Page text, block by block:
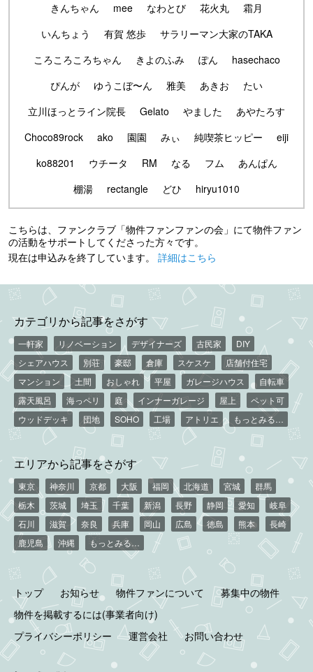
きんちゃん
mee なわとび 花火丸
霜月
いんちょう
有賀 悠歩
サラリーマン大家のTAKA
ころころころちゃん
きよのふみ ぽん
hasechaco
ぴんが
ゆうこぼ〜ん 雅美 あきお
たい
立川ほっとライン院長
Gelato やました
あやたろす
Choco89rock
ako 園園 みぃ 純喫茶ヒッピー
eiji
ko88201
ウチータ RM なる フム
あんぱん
棚湯
rectangle どひ hiryu1010
こちらは、ファンクラブ「物件ファンファンの会」にて物件ファン
の活動をサポートしてくださった方々です。
現在は申込みを終了しています。 詳細はこちら
カテゴリから記事をさがす
一軒家 リノベーション デザイナーズ 古民家
DIY
シェアハウス
別荘 豪邸 倉庫 スケスケ
店舗付住宅
マンション
土間 おしゃれ 平屋 ガレージハウス
自転車
露天風呂
海っペリ 庭 インナーガレージ 屋上
ペット可
ウッドデッキ
団地 SOHO 工場 アトリエ もっとみる…
エリアから記事をさがす
東京 神奈川 京都 大阪 福岡 北海道 宮城
群馬
栃木
茨城 埼玉 千葉 新潟 長野 静岡 愛知
岐阜
石川
滋賀 奈良 兵庫 岡山 広島 徳島 熊本
長崎
鹿児島
沖縄 もっとみる…
トップ お知らせ 物件ファンについて
募集中の物件
物件を掲載するには(事業者向け)
プライバシーポリシー
運営会社 お問い合わせ